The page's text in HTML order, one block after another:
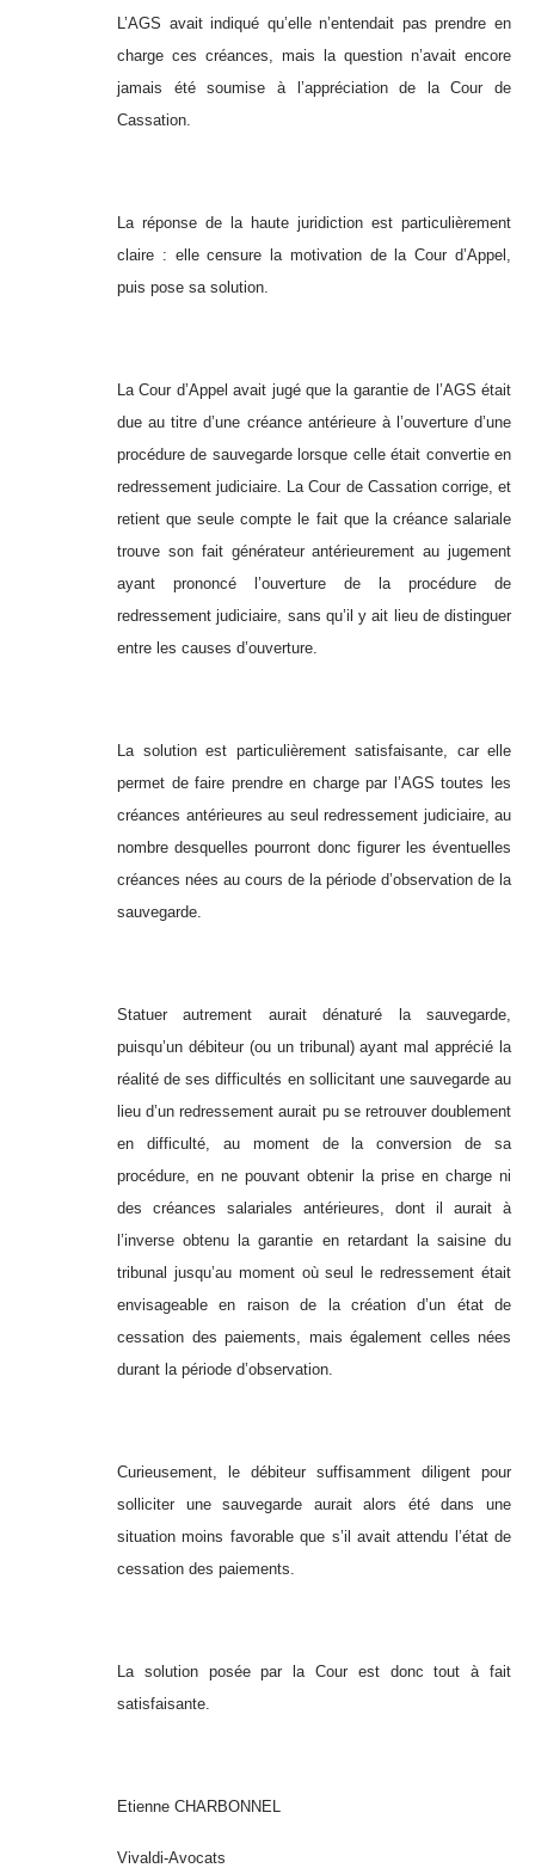
L’AGS avait indiqué qu’elle n’entendait pas prendre en
charge ces créances, mais la question n’avait encore
jamais été soumise à l’appréciation de la Cour de
Cassation.
La réponse de la haute juridiction est particulièrement
claire : elle censure la motivation de la Cour d’Appel,
puis pose sa solution.
La Cour d’Appel avait jugé que la garantie de l’AGS était
due au titre d’une créance antérieure à l’ouverture d’une
procédure de sauvegarde lorsque celle était convertie en
redressement judiciaire. La Cour de Cassation corrige, et
retient que seule compte le fait que la créance salariale
trouve son fait générateur antérieurement au jugement
ayant prononcé l’ouverture de la procédure de
redressement judiciaire, sans qu’il y ait lieu de distinguer
entre les causes d’ouverture.
La solution est particulièrement satisfaisante, car elle
permet de faire prendre en charge par l’AGS toutes les
créances antérieures au seul redressement judiciaire, au
nombre desquelles pourront donc figurer les éventuelles
créances nées au cours de la période d’observation de la
sauvegarde.
Statuer autrement aurait dénaturé la sauvegarde,
puisqu’un débiteur (ou un tribunal) ayant mal apprécié la
réalité de ses difficultés en sollicitant une sauvegarde au
lieu d’un redressement aurait pu se retrouver doublement
en difficulté, au moment de la conversion de sa
procédure, en ne pouvant obtenir la prise en charge ni
des créances salariales antérieures, dont il aurait à
l’inverse obtenu la garantie en retardant la saisine du
tribunal jusqu’au moment où seul le redressement était
envisageable en raison de la création d’un état de
cessation des paiements, mais également celles nées
durant la période d’observation.
Curieusement, le débiteur suffisamment diligent pour
solliciter une sauvegarde aurait alors été dans une
situation moins favorable que s’il avait attendu l’état de
cessation des paiements.
La solution posée par la Cour est donc tout à fait
satisfaisante.
Etienne CHARBONNEL
Vivaldi-Avocats